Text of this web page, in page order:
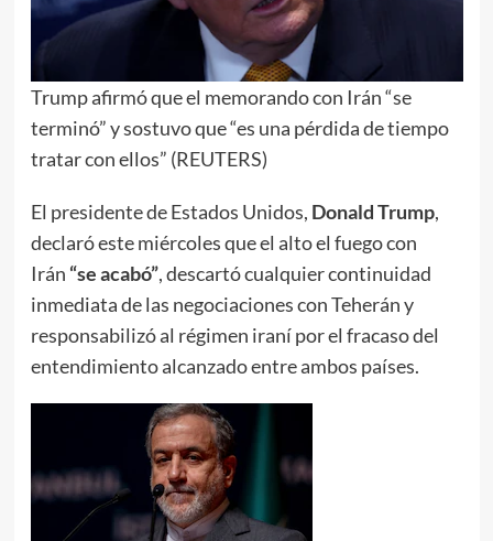
Trump afirmó que el memorando con Irán “se
terminó” y sostuvo que “es una pérdida de tiempo
tratar con ellos” (REUTERS)
El presidente de Estados Unidos, Donald Trump,
declaró este miércoles que el alto el fuego con
Irán “se acabó”, descartó cualquier continuidad
inmediata de las negociaciones con Teherán y
responsabilizó al régimen iraní por el fracaso del
entendimiento alcanzado entre ambos países.